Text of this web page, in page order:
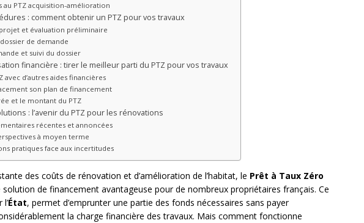
au PTZ acquisition-amélioration
: comment obtenir un PTZ pour vos travaux
et évaluation préliminaire
de demande
et suivi du dossier
financière : tirer le meilleur parti du PTZ pour vos travaux
avec d’autres aides financières
son plan de financement
et le montant du PTZ
: l’avenir du PTZ pour les rénovations
récentes et annoncées
à moyen terme
pratiques face aux incertitudes
des coûts de rénovation et d’amélioration de l’habitat, le Prêt à Taux Zéro
de financement avantageuse pour de nombreux propriétaires français. Ce
État, permet d’emprunter une partie des fonds nécessaires sans payer
la charge financière des travaux. Mais comment fonctionne